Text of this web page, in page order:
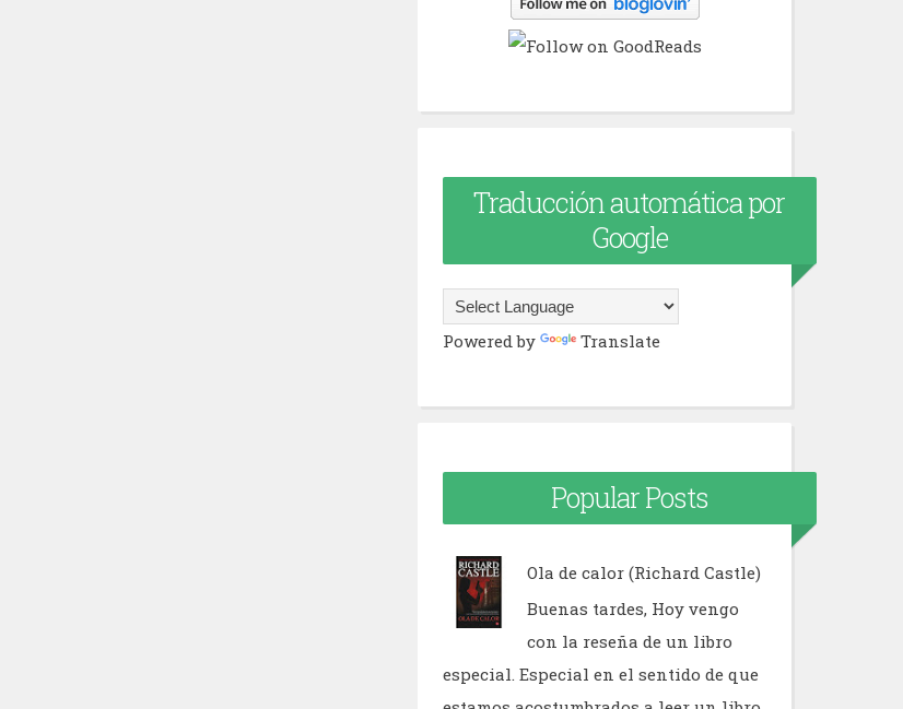
Traducción automática por
Google
Powered by Translate
Popular Posts
Ola de calor (Richard Castle)
Buenas tardes, Hoy vengo
con la reseña de un libro
especial. Especial en el sentido de que